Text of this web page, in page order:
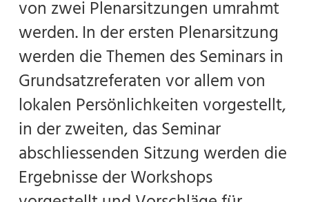
von zwei Plenarsitzungen umrahmt
werden. In der ersten Plenarsitzung
werden die Themen des Seminars in
Grundsatzreferaten vor allem von
lokalen Persönlichkeiten vorgestellt,
in der zweiten, das Seminar
abschliessenden Sitzung werden die
Ergebnisse der Workshops